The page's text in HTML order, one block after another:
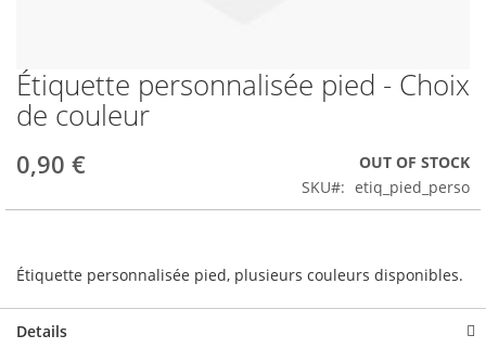
Skip
to
the
of
images
Étiquette personnalisée pied - Choix
de couleur
0,90 €
OUT OF STOCK
SKU
etiq_pied_perso
Étiquette personnalisée pied, plusieurs couleurs disponibles.
Details